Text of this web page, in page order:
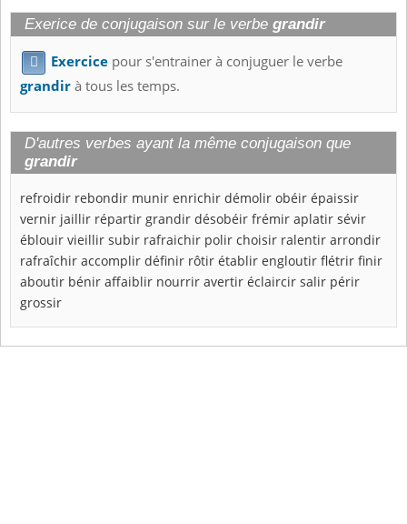
Exerice de conjugaison sur le verbe grandir
 Exercice pour s'entrainer à conjuguer le verbe
grandirà tous les temps.
D'autres verbes ayant la même conjugaison que
grandir
refroidir rebondir munir enrichir démolir obéir épaissir
vernir jaillir répartir grandir désobéir frémir aplatir sévir
éblouir vieillir subir rafraichir polir choisir ralentir arrondir
rafraîchir accomplir définir rôtir établir engloutir flétrir finir
aboutir bénir affaiblir nourrir avertir éclaircir salir périr
grossir